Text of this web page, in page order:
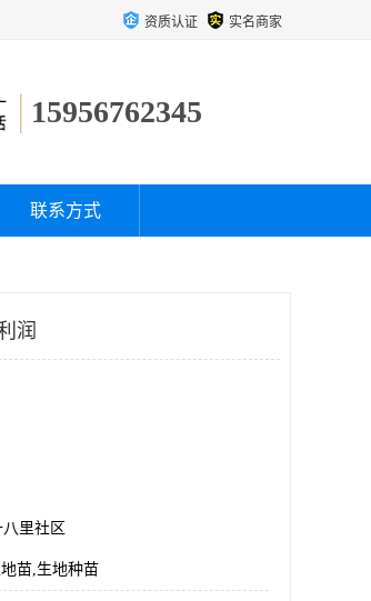
资质认证 实名商家
15956762345
联系方式
润
八里社区
苗,生地种苗